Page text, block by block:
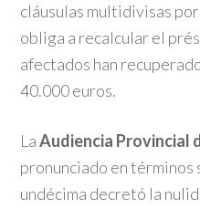
cláusulas multidivisas
obliga a recalcular el
afectados han
40.000 euros.
LaAudiencia Provincial
pronunciado en términos
undécima decretó la